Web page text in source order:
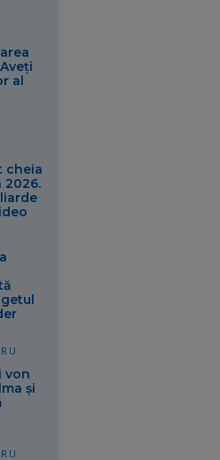
al
cheia
2026.
von
și